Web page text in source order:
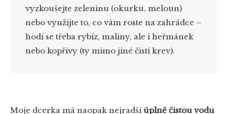
vyzkoušejte zeleninu (okurku, meloun)
nebo využijte to, co vám roste na zahrádce –
hodí se třeba rybíz, maliny, ale i heřmánek
nebo kopřivy (ty mimo jiné čistí krev).
Moje dcerka má naopak nejradši úplně čistou vodu